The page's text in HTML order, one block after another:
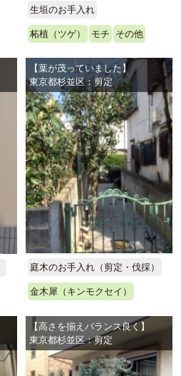
生垣のお手入れ
柘植（ツゲ） モチ その他
【葉が茂っていました】
東京都杉並区：剪定
庭木のお手入れ（剪定・伐採）
金木犀（キンモクセイ）
【高さを揃えバランス良く】
東京都杉並区：剪定